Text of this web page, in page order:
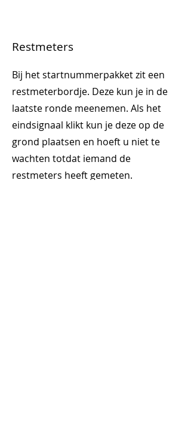
Restmeters
Bij het startnummerpakket zit een
restmeterbordje. Deze kun je in de
laatste ronde meenemen. Als het
eindsignaal klikt kun je deze op de
grond plaatsen en hoeft u niet te
wachten totdat iemand de
restmeters heeft gemeten.